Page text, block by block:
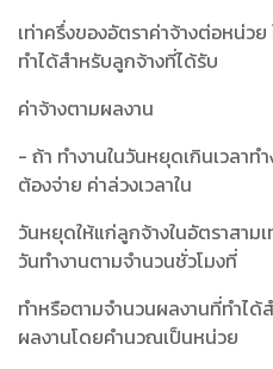
เท่าครึ่งของอัตราค่าจ้างต่อหน่ว
ทำได้สำหรับลูกจ้างที่ได้รับ
ค่าจ้างตามผลงาน
- ถ้า ทำงานในวันหยุดเกินเวลา
ต้องจ่าย ค่าล่วงเวลาใน
วันหยุดให้แก่ลูกจ้างในอัตราสาม
วันทำงานตามจำนวนชั่วโมงที่
ทำหรือตามจำนวนผลงานที่ทำได้
ผลงานโดยคำนวณเป็นหน่วย